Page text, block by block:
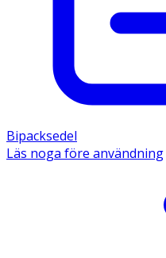
Bipacksedel
Läs noga före användning